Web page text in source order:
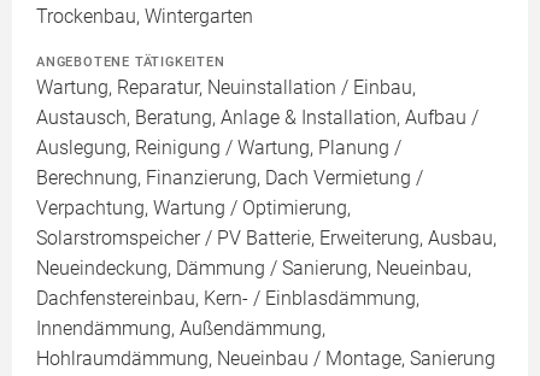
Trockenbau, Wintergarten
ANGEBOTENE TÄTIGKEITEN
Wartung, Reparatur, Neuinstallation / Einbau,
Austausch, Beratung, Anlage & Installation, Aufbau /
Auslegung, Reinigung / Wartung, Planung /
Berechnung, Finanzierung, Dach Vermietung /
Verpachtung, Wartung / Optimierung,
Solarstromspeicher / PV Batterie, Erweiterung, Ausbau,
Neueindeckung, Dämmung / Sanierung, Neueinbau,
Dachfenstereinbau, Kern- / Einblasdämmung,
Innendämmung, Außendämmung,
Hohlraumdämmung, Neueinbau / Montage, Sanierung